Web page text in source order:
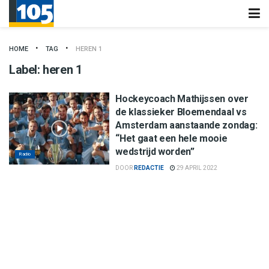
HOME TAG HEREN 1
Label: heren 1
Radio
Hockeycoach Mathijssen over
de klassieker Bloemendaal vs
Amsterdam aanstaande zondag:
“Het gaat een hele mooie
wedstrijd worden”
DOOR REDACTIE 29 APRIL 2022